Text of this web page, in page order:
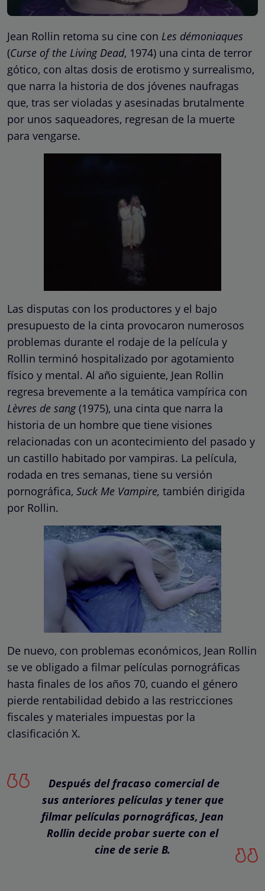
Jean Rollin retoma su cine con Les démoniaques
(Curse of the Living Dead, 1974) una cinta de terror
gótico, con altas dosis de erotismo y surrealismo,
que narra la historia de dos jóvenes naufragas
que, tras ser violadas y asesinadas brutalmente
por unos saqueadores, regresan de la muerte
para vengarse.
Las disputas con los productores y el bajo
presupuesto de la cinta provocaron numerosos
problemas durante el rodaje de la película y
Rollin terminó hospitalizado por agotamiento
físico y mental. Al año siguiente, Jean Rollin
regresa brevemente a la temática vampírica con
Lèvres de sang(1975), una cinta que narra la
historia de un hombre que tiene visiones
relacionadas con un acontecimiento del pasado y
un castillo habitado por vampiras. La película,
rodada en tres semanas, tiene su versión
pornográfica, Suck Me Vampire, también dirigida
por Rollin.
De nuevo, con problemas económicos, Jean Rollin
se ve obligado a filmar películas pornográficas
hasta finales de los años 70, cuando el género
pierde rentabilidad debido a las restricciones
fiscales y materiales impuestas por la
clasificación X.
Después del fracaso comercial de
sus anteriores películas y tener que
filmar películas pornográficas, Jean
Rollin decide probar suerte con el
cine de serie B.